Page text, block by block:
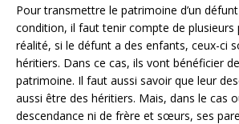
Pour transmettre le patrimoine d’un
condition, il faut tenir compte de plusieurs
réalité, si le défunt a des enfants, ceux-ci
héritiers. Dans ce cas, ils vont bénéficier
patrimoine. Il faut aussi savoir que leur
aussi être des héritiers. Mais, dans le cas
descendance ni de frère et sœurs, ses